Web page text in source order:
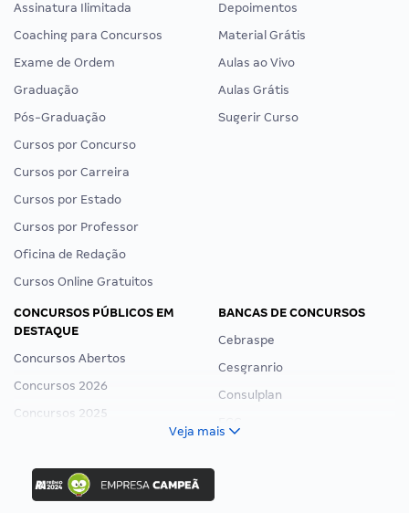
Assinatura Ilimitada
Coaching para Concursos
Exame de Ordem
Graduação
Pós-Graduação
Cursos por Concurso
Cursos por Carreira
Cursos por Estado
Cursos por Professor
Oficina de Redação
Cursos Online Gratuitos
Depoimentos
Material Grátis
Aulas ao Vivo
Aulas Grátis
Sugerir Curso
CONCURSOS PÚBLICOS EM
DESTAQUE
Concursos Abertos
Concursos 2026
Concursos 2025
Concurso Ibama
Concurso MPU
BANCAS DE CONCURSOS
Cebraspe
Cesgranrio
Consulplan
Veja mais